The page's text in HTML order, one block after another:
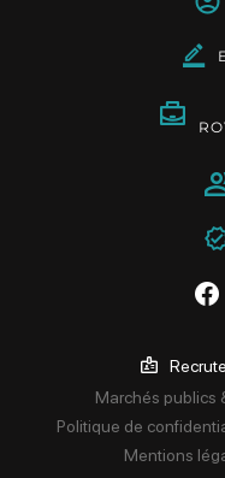
Marchés publics
Politique de
Mentions